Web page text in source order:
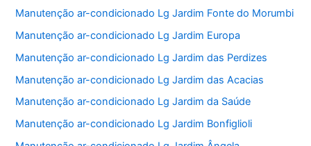
Manutenção ar-condicionado Lg Jardim Fonte do Morumbi
Manutenção ar-condicionado Lg Jardim Europa
Manutenção ar-condicionado Lg Jardim das Perdizes
Manutenção ar-condicionado Lg Jardim das Acacias
Manutenção ar-condicionado Lg Jardim da Saúde
Manutenção ar-condicionado Lg Jardim Bonfiglioli